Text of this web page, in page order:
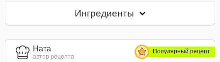
Ингредиенты
Ната
автор рецепта
Популярный рецепт